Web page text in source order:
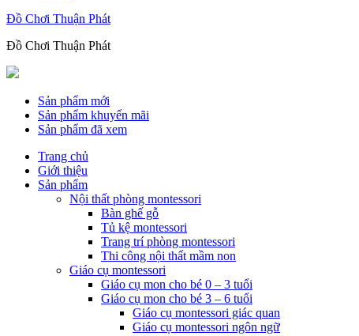
Đồ Chơi Thuận Phát
Đồ Chơi Thuận Phát
Sản phẩm mới
Sản phẩm khuyến mãi
Sản phẩm đã xem
Trang chủ
Giới thiệu
Sản phẩm
Nội thất phòng montessori
Bàn ghế gỗ
Tủ kệ montessori
Trang trí phòng montessori
Thi công nội thất mầm non
Giáo cụ montessori
Giáo cụ mon cho bé 0 – 3 tuổi
Giáo cụ mon cho bé 3 – 6 tuổi
Giáo cụ montessori giác quan
Giáo cụ montessori ngôn ngữ